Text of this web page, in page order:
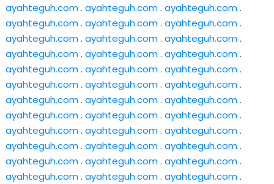
ayahteguh.com. ayahteguh.com. ayahteguh.com.
ayahteguh.com. ayahteguh.com. ayahteguh.com.
ayahteguh.com. ayahteguh.com. ayahteguh.com.
ayahteguh.com. ayahteguh.com. ayahteguh.com.
ayahteguh.com. ayahteguh.com. ayahteguh.com.
ayahteguh.com. ayahteguh.com. ayahteguh.com.
ayahteguh.com. ayahteguh.com. ayahteguh.com.
ayahteguh.com. ayahteguh.com. ayahteguh.com.
ayahteguh.com. ayahteguh.com. ayahteguh.com.
ayahteguh.com. ayahteguh.com. ayahteguh.com.
ayahteguh.com. ayahteguh.com. ayahteguh.com.
ayahteguh.com. ayahteguh.com. ayahteguh.com.